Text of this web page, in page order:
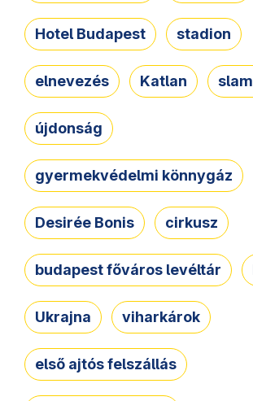
Hotel Budapest stadion
elnevezés Katlan
újdonság
gyermekvédelmi könnygáz
Desirée Bonis cirkusz
budapest főváros levéltár
Ukrajna viharkárok
első ajtós felszállás